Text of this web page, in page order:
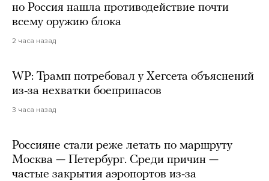
но Россия нашла противодействие почти
всему оружию блока
2 часа назад
WP: Трамп потребовал у Хегсета объяснений
из-за нехватки боеприпасов
3 часа назад
Россияне стали реже летать по маршруту
Москва — Петербург. Среди причин —
частые закрытия аэропортов из-за